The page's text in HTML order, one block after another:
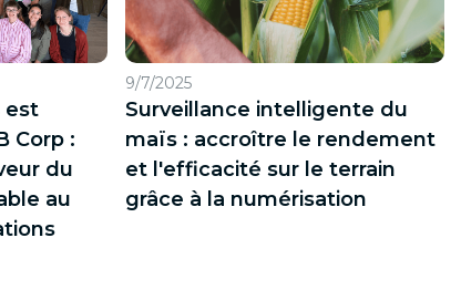
est
Corp :
du
au
9/7/2025
Surveillance intelligente du
maïs : accroître le rendement
et l'efficacité sur le terrain
grâce à la numérisation